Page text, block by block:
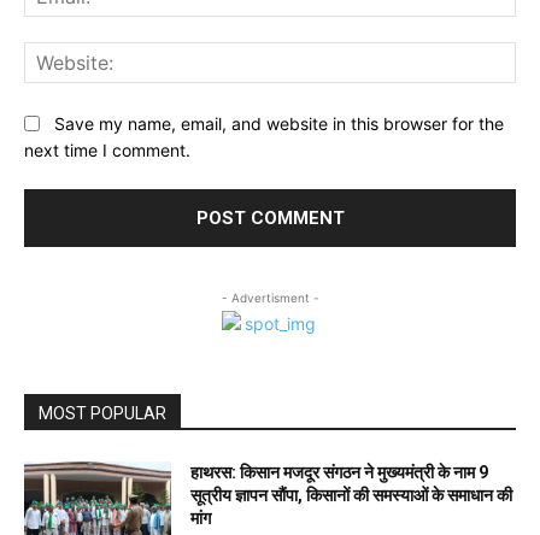
Save my name, email, and website in this browser for the
next time I comment.
- Advertisment -
MOST POPULAR
हाथरस: किसान मजदूर संगठन ने मुख्यमंत्री के नाम 9
सूत्रीय ज्ञापन सौंपा, किसानों की समस्याओं के समाधान की
मांग